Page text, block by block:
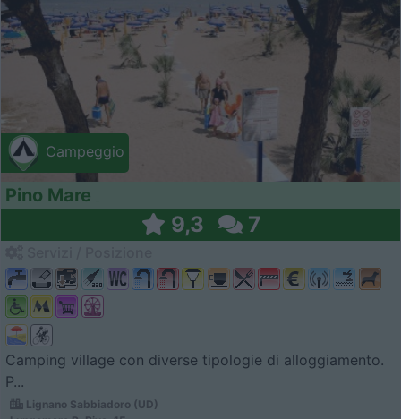
Campeggio
Pino Mare
9,3 7
Camping village con diverse tipologie di alloggiamento.
P...
Lignano Sabbiadoro (UD)